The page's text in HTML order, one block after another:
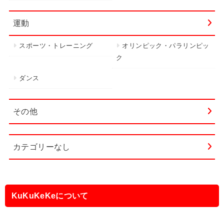
運動
スポーツ・トレーニング
オリンピック・パラリンピッ
ク
ダンス
その他
カテゴリーなし
KuKuKeKeについて